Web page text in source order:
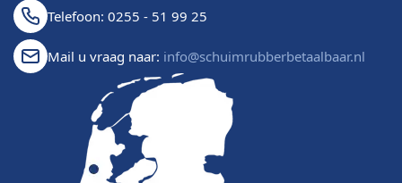
Telefoon: 0255 - 51 99 25
Mail u vraag naar: info@schuimrubberbetaalbaar.nl